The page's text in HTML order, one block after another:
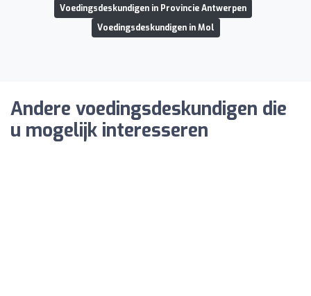
Voedingsdeskundigen in Provincie Antwerpen
Voedingsdeskundigen in Mol
Andere voedingsdeskundigen die
u mogelijk interesseren